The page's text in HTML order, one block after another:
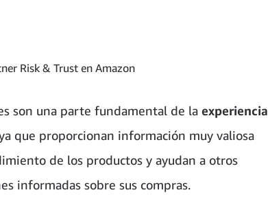
Risk & Trust en Amazon
son una parte fundamental de la experiencia
que proporcionan información muy valiosa
de los productos y ayudan a otros
informadas sobre sus compras.